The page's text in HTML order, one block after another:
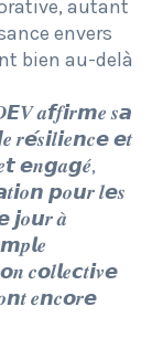
autant
envers
bien au-delà
𝒂𝙛𝒇𝙞𝒓𝙢𝒆 𝒔𝙖
𝒓𝙚́𝒔𝙞𝒍𝙞𝒆𝙣𝒄𝙚 𝙚𝒕
𝙚𝒏𝙜𝒂𝙜𝒆́,
𝙥𝒐𝙪𝒓 𝒍𝙚𝒔
𝙟𝒐𝙪𝒓 𝒂̀
𝒄𝙤𝒍𝙡𝒆𝙘𝒕𝙞𝒗𝙚
𝒆𝙣𝒄𝙤𝒓𝙚